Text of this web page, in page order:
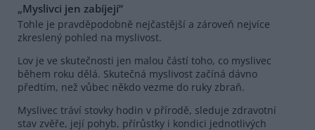
„Myslivci jen zabíjejí“
Tohle je pravděpodobně nejčastější a zároveň nejvíce
zkreslený pohled na myslivost.
Lov je ve skutečnosti jen malou částí toho, co myslivec
během roku dělá. Skutečná myslivost začíná dávno
předtím, než vůbec někdo vezme do ruky zbraň.
Myslivec tráví stovky hodin v přírodě, sleduje zdravotní
stav zvěře, její pohyb, přírůstky i kondici jednotlivých